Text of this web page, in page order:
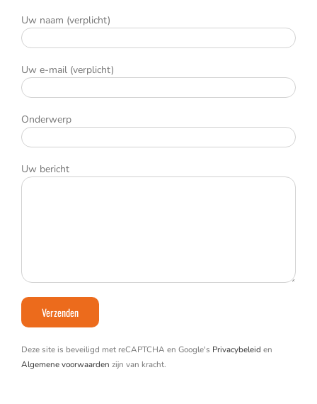
Uw naam (verplicht)
Uw e-mail (verplicht)
Onderwerp
Uw bericht
Deze site is beveiligd met reCAPTCHA en Google's Privacybeleid en
Algemene voorwaarden zijn van kracht.